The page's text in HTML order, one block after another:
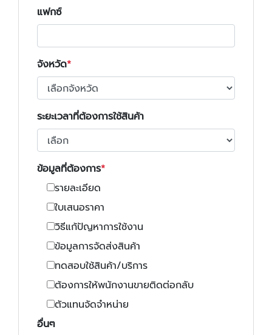
แฟกซ์
จังหวัด
ระยะเวลาที่ต้องการใช้สินค้า
ข้อมูลที่ต้องการ
รายละเอียด
ใบเสนอราคา
วิธีแก้ปัญหาการใช้งาน
ข้อมูลการจัดส่งสินค้า
ทดสอบใช้สินค้า/บริการ
ต้องการให้พนักงานขายติดต่อกลับ
ตัวแทนจัดจำหน่าย
อื่นๆ